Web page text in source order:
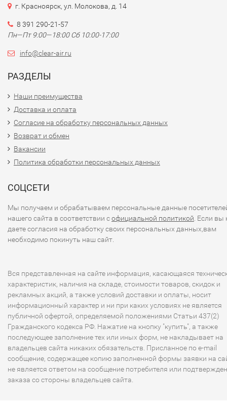
г. Красноярск, ул. Молокова, д. 14
8 391 290-21-57
Пн—Пт 9:00—18:00 Сб 10:00-17:00
info@clear-air.ru
РАЗДЕЛЫ
Наши преимущества
Доставка и оплата
Согласие на обработку персональных данных
Возврат и обмен
Вакансии
Политика обработки персональных данных
СОЦСЕТИ
Мы получаем и обрабатываем персональные данные
нашего сайта в соответствии софициальной политикой . Если вы
даете согласия на обработку своих персональных данных,вам
необходимо покинуть наш сайт.
Вся представленная на сайте информация, касающаяся
характеристик, наличия на складе, стоимости товаров, скидок и
рекламных акций, а также условий доставки и оплаты, носит
информационный характер и ни при каких условиях не является
публичной офертой, определяемой положениями Статьи 437(2)
Гражданского кодекса РФ. Нажатие на кнопку "купить", а также
последующее заполнение тех или иных форм, не накладывает на
владельцев сайта никаких обязательств. Присланное по e-mail
сообщение, содержащее копию заполненной формы заявки на
не является ответом на сообщение потребителя или
заказа со стороны владельцев сайта.